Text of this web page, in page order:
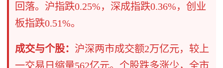
回落。沪指跌0.25%，深成指跌0.36%，创业
板指跌0.51%。
成交与个股： 沪深两市成交额2万亿元，较上
一交易日缩量562亿元。个股跌多涨少，全市